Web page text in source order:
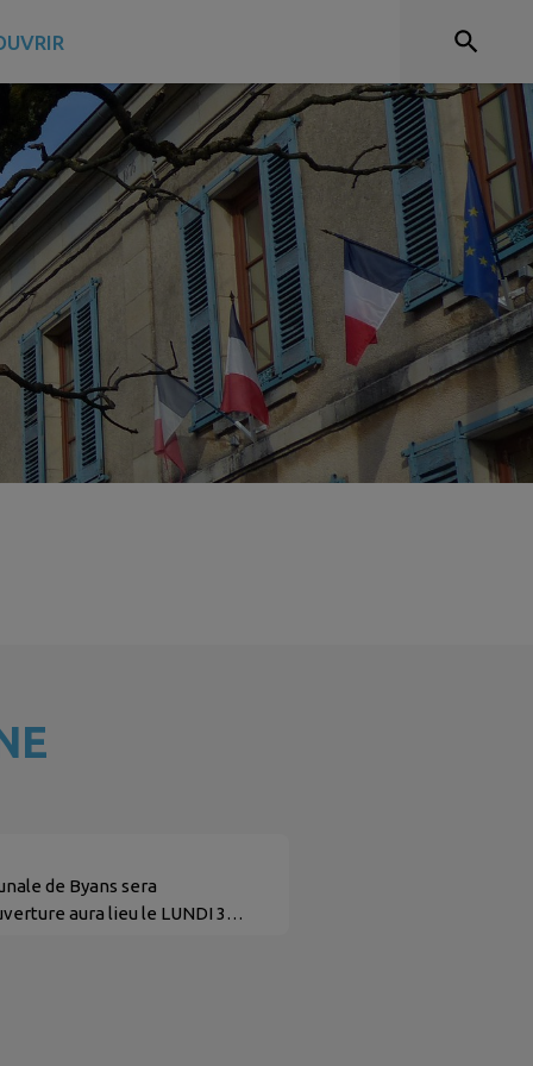
de Byans sera
aura lieu le LUNDI 31